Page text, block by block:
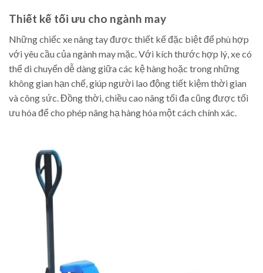
Thiết kế tối ưu cho ngành may
Những chiếc xe nâng tay được thiết kế đặc biệt để phù hợp
với yêu cầu của ngành may mặc. Với kích thước hợp lý, xe có
thể di chuyển dễ dàng giữa các kệ hàng hoặc trong những
không gian hạn chế, giúp người lao động tiết kiệm thời gian
và công sức. Đồng thời, chiều cao nâng tối đa cũng được tối
ưu hóa để cho phép nâng hạ hàng hóa một cách chính xác.